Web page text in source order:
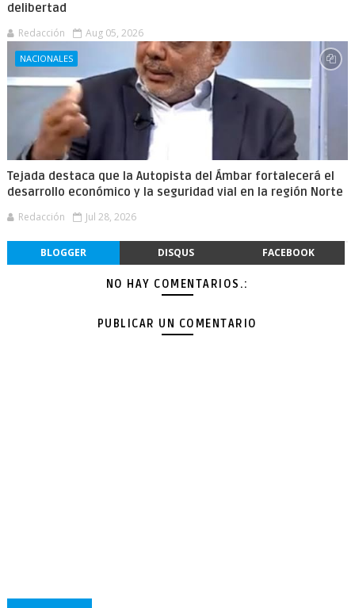
delibertad
Redacción Aug 05, 2026
NACIONALES
Tejada destaca que la Autopista del Ámbar fortalecerá el
desarrollo económico y la seguridad vial en la región Norte
Redacción Jul 28, 2026
BLOGGER DISQUS FACEBOOK
NO HAY COMENTARIOS.:
PUBLICAR UN COMENTARIO